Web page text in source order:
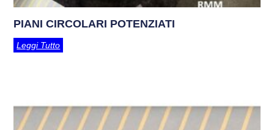
PIANI CIRCOLARI POTENZIATI
Leggi Tutto